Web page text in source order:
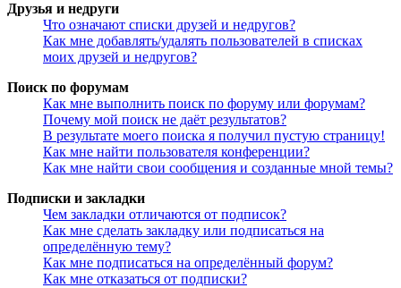
Друзья и недруги
Что означают списки друзей и недругов?
Как мне добавлять/удалять пользователей в списках
моих друзей и недругов?
Поиск по форумам
Как мне выполнить поиск по форуму или форумам?
Почему мой поиск не даёт результатов?
В результате моего поиска я получил пустую страницу!
Как мне найти пользователя конференции?
Как мне найти свои сообщения и созданные мной темы?
Подписки и закладки
Чем закладки отличаются от подписок?
Как мне сделать закладку или подписаться на
определённую тему?
Как мне подписаться на определённый форум?
Как мне отказаться от подписки?